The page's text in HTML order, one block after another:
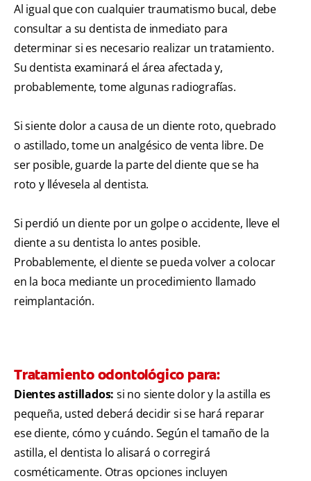
Al igual que con cualquier traumatismo bucal, debe
consultar a su dentista de inmediato para
determinar si es necesario realizar un tratamiento.
Su dentista examinará el área afectada y,
probablemente, tome algunas radiografías.
Si siente dolor a causa de un diente roto, quebrado
o astillado, tome un analgésico de venta libre. De
ser posible, guarde la parte del diente que se ha
roto y llévesela al dentista.
Si perdió un diente por un golpe o accidente, lleve el
diente a su dentista lo antes posible.
Probablemente, el diente se pueda volver a colocar
en la boca mediante un procedimiento llamado
reimplantación.
Tratamiento odontológico para:
Dientes astillados: si no siente dolor y la astilla es
pequeña, usted deberá decidir si se hará reparar
ese diente, cómo y cuándo. Según el tamaño de la
astilla, el dentista lo alisará o corregirá
cosméticamente. Otras opciones incluyen